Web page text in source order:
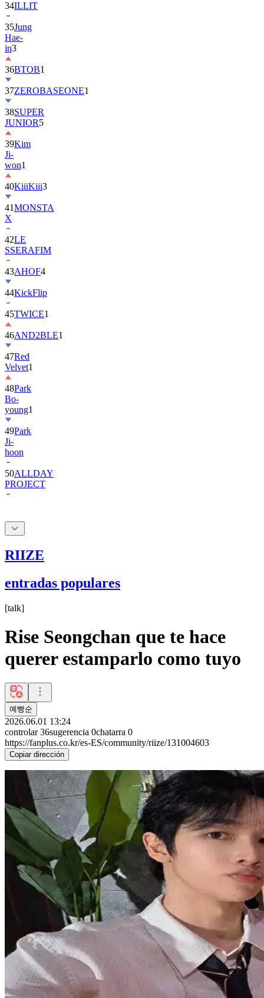
35Jung
Hae-
in3
36BTOB
37ZEROBASEONE
38SUPER
JUNIOR
39Kim
Ji-
won1
40KiiiKiii
41MONSTA
X
42
SSERAFIM
43AHOF4
44KickFlip
45TWICE1
46AND2BLE
47Red
Velvet
48Park
Bo-
young1
49Park
Ji-
hoon
50ALLDAY
PROJECT
RIIZE
entradas populares
[talk]
Rise Seongchan que te hace
querer estamparlo como tuyo
예빵순
2026.06.01 13:24
controlar 36sugerencia 0chatarra 0
https://fanplus.co.kr/es-ES/community/riize/131004603
Copiar dirección